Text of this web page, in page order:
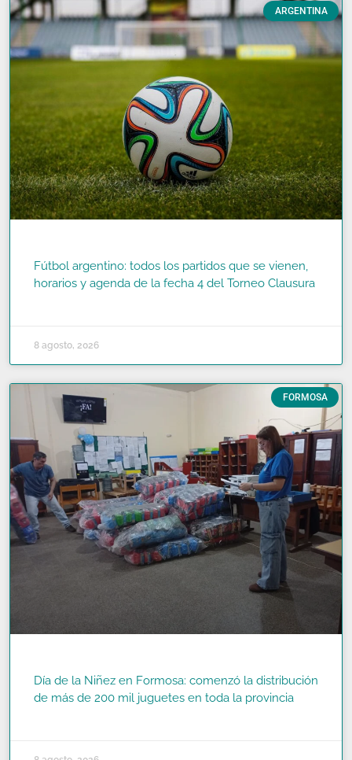
ARGENTINA
Fútbol argentino: todos los partidos que se vienen,
horarios y agenda de la fecha 4 del Torneo Clausura
8 agosto, 2026
FORMOSA
Día de la Niñez en Formosa: comenzó la distribución
de más de 200 mil juguetes en toda la provincia